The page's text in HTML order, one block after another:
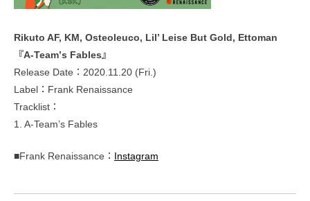
Rikuto AF, KM, Osteoleuco, Lil’ Leise But Gold, Ettoman
『A-Teamʼs Fables』
Release Date：2020.11.20 (Fri.)
Label：Frank Renaissance
Tracklist：
1. A-Team’s Fables
■Frank Renaissance： Instagram